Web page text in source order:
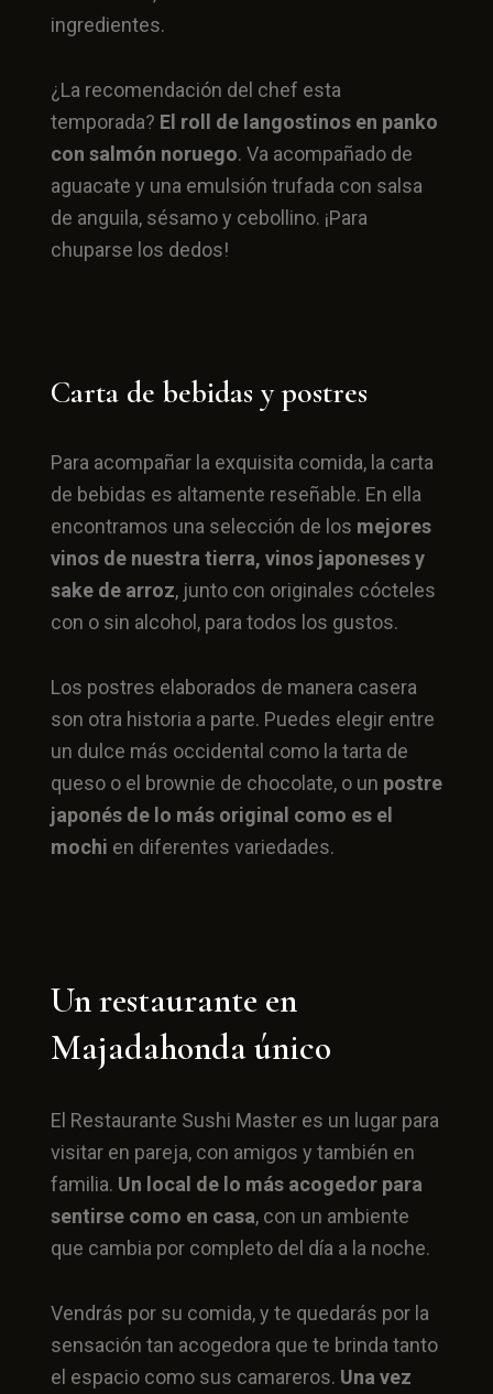
ingredientes.
¿La recomendación del chef esta
temporada? El roll de langostinos en panko
con salmón noruego. Va acompañado de
aguacate y una emulsión trufada con salsa
de anguila, sésamo y cebollino. ¡Para
chuparse los dedos!
Carta de bebidas y postres
Para acompañar la exquisita comida, la carta
de bebidas es altamente reseñable. En ella
encontramos una selección de los mejores
vinos de nuestra tierra, vinos japoneses y
sake de arroz, junto con originales cócteles
con o sin alcohol, para todos los gustos.
Los postres elaborados de manera casera
son otra historia a parte. Puedes elegir entre
un dulce más occidental como la tarta de
queso o el brownie de chocolate, o un postre
japonés de lo más original como es el
mochi en diferentes variedades.
Un restaurante en
Majadahonda único
El Restaurante Sushi Master es un lugar para
visitar en pareja, con amigos y también en
familia. Un local de lo más acogedor para
sentirse como en casa, con un ambiente
que cambia por completo del día a la noche.
Vendrás por su comida, y te quedarás por la
sensación tan acogedora que te brinda tanto
el espacio como sus camareros. Una vez